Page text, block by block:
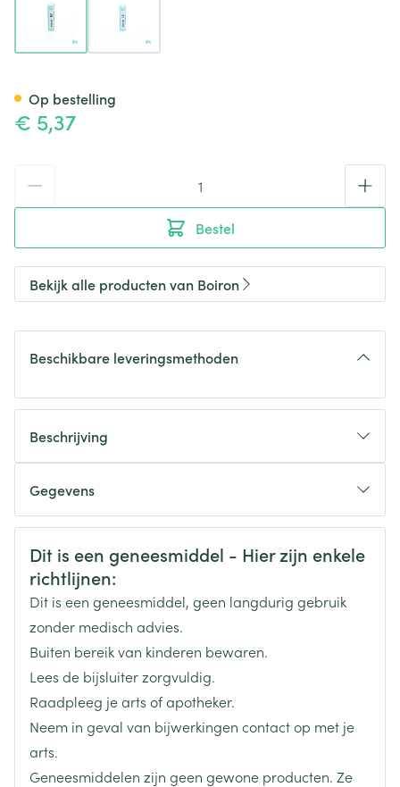
€ 5,37
Bestel
Op bestelling
Bekijk alle producten van Boiron
Beschikbare leveringsmethoden
Beschrijving
Gegevens
CNK
3098969
Organisaties
Merken Boiron
Breedte 17 mm
Lengte 60 mm
Diepte 15 mm
Veiligheidsinformatie
Dit is een geneesmiddel - Hier zijn enkele
richtlijnen:
Dit is een geneesmiddel, geen langdurig gebruik
zonder medisch advies.
Buiten bereik van kinderen bewaren.
Lees de bijsluiter zorgvuldig.
Raadpleeg je arts of apotheker.
Neem in geval van bijwerkingen contact op met je
arts.
Geneesmiddelen zijn geen gewone producten. Ze